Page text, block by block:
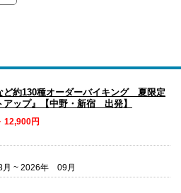
ど約130種オーダーバイキング 夏限定
ップ』【中野・新宿 出発】
12,900円
~ 2026年 09月